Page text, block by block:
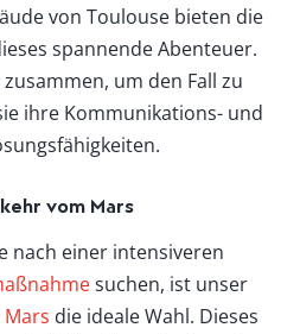
von Toulouse bieten die
spannende Abenteuer.
um den Fall zu
ihre Kommunikations- und
vom Mars
nach einer intensiveren
suchen, ist unser
die ideale Wahl. Dieses